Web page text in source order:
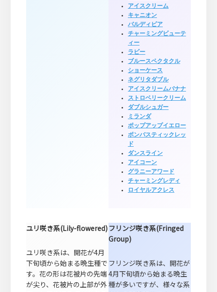
アイスクリーム
キャニオン
バルディビア
チャーミングビューテ
ィー
ラビー
ブルースペクタクル
ショーケース
ネグリタダブル
アイスクリームバナナ
ストロベリークリーム
ダブルシュガー
ミランダ
ポップアップイエロー
ボンバスティックレッ
ド
ダンスライン
アイコーン
グラニーアワード
チャーミングレディ
ロイヤルアクレス
ユリ咲き系(Lily-flowered)
ユリ咲き系は、開花が4月
下旬頃から始まる晩生種で
す。花の形は花被片の先端
が尖り、花被片の上部が外
フリンジ咲き系(Fringed
Group)
フリンジ咲き系は、開花が
4月下旬頃から始まる晩生
種が多いですが、様々な系